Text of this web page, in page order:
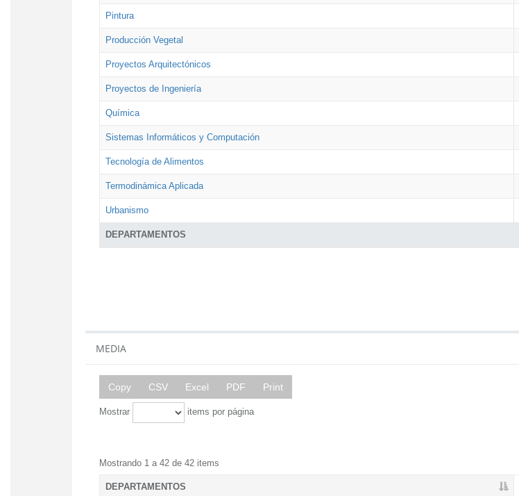
DEPARTAMENTOS
Pintura
Producción Vegetal
Proyectos Arquitectónicos
Proyectos de Ingeniería
Química
Sistemas Informáticos y Computación
Tecnología de Alimentos
Termodinámica Aplicada
Urbanismo
MEDIA
Copy CSV Excel PDF Print
Mostrar items por página
Mostrando 1 a 42 de 42 items
DEPARTAMENTOS